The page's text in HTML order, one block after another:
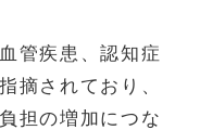
管疾患、認知症
摘されており、
担の増加につな